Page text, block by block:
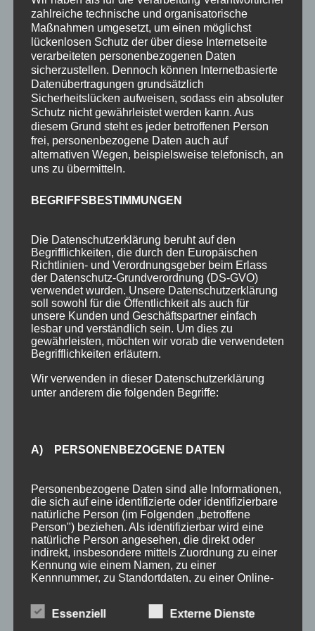
2-Raum-Fewo 2P
2-Raum-Fewo 2-3P
Einzelzimmer o. Balkon 1P
Preise
Aktuelles
Blog
Veranstaltungen
Infos
Über uns
360° Panoramen
Bewertungen
Bergbahnticket inklusive
Urlaub in Oberstdorf
Anreise Oberstdorf
3 Sterne Allgäu Allgäu-Walser-Pass Allgäuer Alpen
Auszeichnung Award Bewertungen booking.com
Busfahren Buslinien Busticket DTV Ferienhotel
Ferienhotel Sonnenheim Ferienwohnungen Fewo
zahlreiche technische und organisatorische
Maßnahmen umgesetzt, um einen möglichst
lückenlosen Schutz der über diese Internetseite
verarbeiteten personenbezogenen Daten
sicherzustellen. Dennoch können Internetbasierte
Datenübertragungen grundsätzlich
Sicherheitslücken aufweisen, sodass ein absoluter
Schutz nicht gewährleistet werden kann. Aus
diesem Grund steht es jeder betroffenen Person
frei, personenbezogene Daten auch auf
alternativen Wegen, beispielsweise telefonisch, an
uns zu übermitteln.
BEGRIFFSBESTIMMUNGEN
Die Datenschutzerklärung beruht auf den
Begrifflichkeiten, die durch den Europäischen
Richtlinien- und Verordnungsgeber beim Erlass
der Datenschutz-Grundverordnung (DS-GVO)
verwendet wurden. Unsere Datenschutzerklärung
soll sowohl für die Öffentlichkeit als auch für
unsere Kunden und Geschäftspartner einfach
lesbar und verständlich sein. Um dies zu
gewährleisten, möchten wir vorab die verwendeten
Begrifflichkeiten erläutern.
Wir verwenden in dieser Datenschutzerklärung
unter anderem die folgenden Begriffe:
A) PERSONENBEZOGENE DATEN
Personenbezogene Daten sind alle Informationen,
die sich auf eine identifizierte oder identifizierbare
natürliche Person (im Folgenden „betroffene
Person") beziehen. Als identifizierbar wird eine
natürliche Person angesehen, die direkt oder
indirekt, insbesondere mittels Zuordnung zu einer
Kennung wie einem Namen, zu einer
Kennnummer, zu Standortdaten, zu einer Online-
besonderen Merkmalen, die Ausdruck der
physischen, physiologischen, genetischen,
Essenziell Externe Dienste